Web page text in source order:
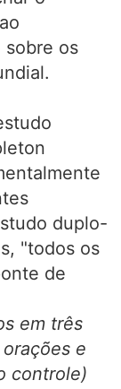
sobre os
duplo-
"todos os
de
em três
e
controle)